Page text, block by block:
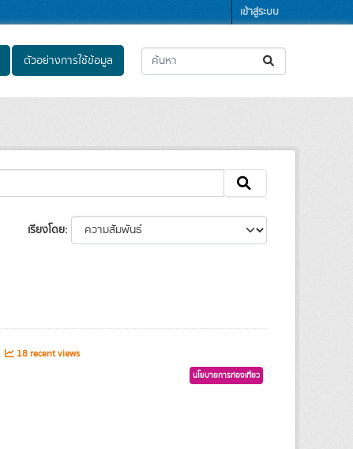
เข้าสู่ระบบ
ตัวอย่างการใช้ข้อมูล
เรียงโดย
18 recent views
นโยบายการท่องเที่ยว